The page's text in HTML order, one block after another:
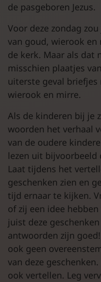
de pasgeboren Jezus.
Voor deze zondag
van goud, wierook
de kerk. Maar als dat
misschien plaatjes
uiterste geval
wierook en mirre.
Als de kinderen bij je
woorden het verhaal
van de oudere
lezen uit bijvoorbeeld
Laat tijdens het
geschenken zien en
tijd ernaar te kijken.
of zij een idee
juist deze
antwoorden zijn
ook geen
van deze
ook vertellen. Leg